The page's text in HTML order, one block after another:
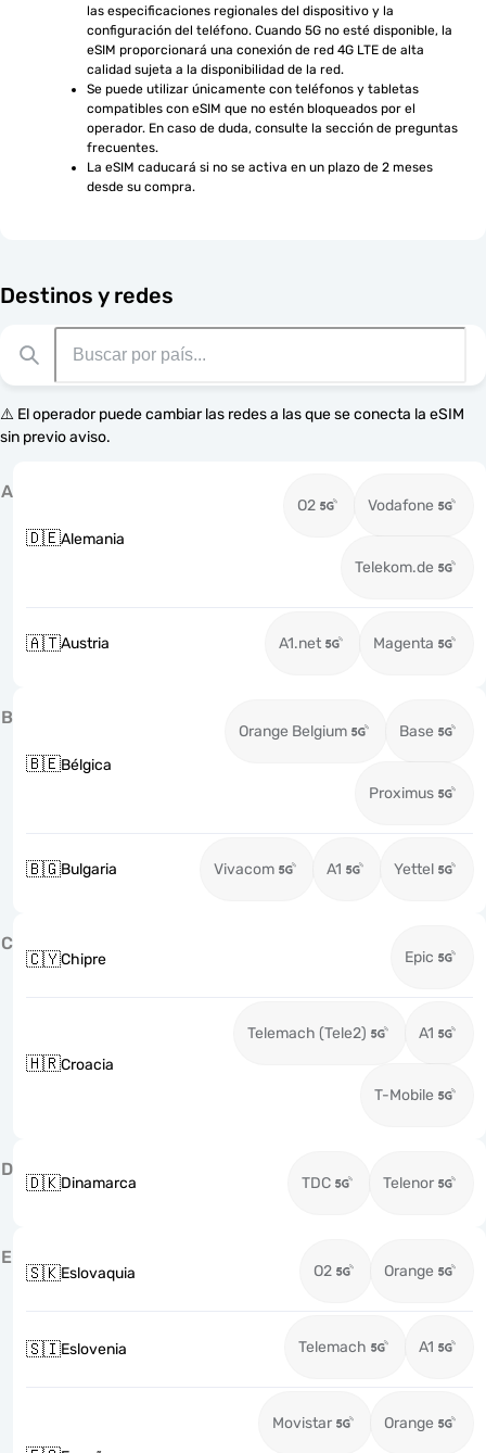
las especificaciones regionales del dispositivo y la
configuración del teléfono. Cuando 5G no esté disponible, la
eSIM proporcionará una conexión de red 4G LTE de alta
calidad sujeta a la disponibilidad de la red.
Se puede utilizar únicamente con teléfonos y tabletas
compatibles con eSIM que no estén bloqueados por el
operador. En caso de duda, consulte la sección de preguntas
frecuentes.
La eSIM caducará si no se activa en un plazo de 2 meses
desde su compra.
Destinos y redes
⚠️ El operador puede cambiar las redes a las que se conecta la eSIM
sin previo aviso.
A
🇩🇪Alemania
O2 Vodafone
Telekom.de
🇦🇹Austria A1.net Magenta
B
🇧🇪Bélgica
Orange Belgium Base
Proximus
🇧🇬Bulgaria Vivacom A1 Yettel
C
🇨🇾Chipre Epic
🇭🇷Croacia
Telemach (Tele2) A1
T-Mobile
D
🇩🇰Dinamarca TDC Telenor
E
🇸🇰Eslovaquia O2 Orange
🇸🇮Eslovenia Telemach A1
Movistar Orange